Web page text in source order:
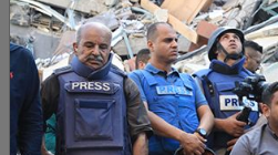
Kronenburg, ”mensen
feiten te kennen, gebracht
Gaza. Zij hebben het recht
Met deze video roepen
einde te maken aan het